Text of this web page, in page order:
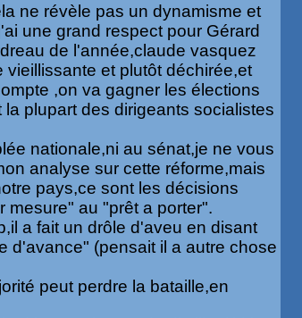
ne révèle pas un dynamisme et
une grand respect pour Gérard
de l'année,claude vasquez
vieillissante et plutôt déchirée,et
,on va gagner les élections
plupart des dirigeants socialistes
nationale,ni au sénat,je ne vous
analyse sur cette réforme,mais
pays,ce sont les décisions
mesure" au "prêt a porter".
,il a fait un drô le d'aveu en disant
d'avance" (pensait il a autre chose
peut perdre la bataille,en